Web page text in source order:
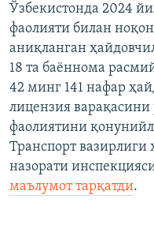
Ўзбекистонда 2024
фаолияти билан
аниқланган
18 та баённома
42 минг 141 нафар
лицензия
фаолиятини
Транспорт вазирлиги
назорати
маълумот тарқатди.